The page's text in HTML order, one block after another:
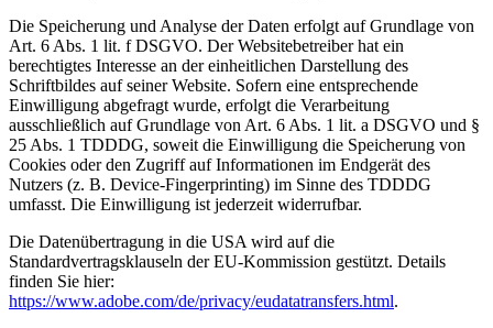
Die Speicherung und Analyse der Daten erfolgt auf Grundlage von
Art. 6 Abs. 1 lit. f DSGVO. Der Websitebetreiber hat ein
berechtigtes Interesse an der einheitlichen Darstellung des
Schriftbildes auf seiner Website. Sofern eine entsprechende
Einwilligung abgefragt wurde, erfolgt die Verarbeitung
ausschließlich auf Grundlage von Art. 6 Abs. 1 lit. a DSGVO und §
25 Abs. 1 TDDDG, soweit die Einwilligung die Speicherung von
Cookies oder den Zugriff auf Informationen im Endgerät des
Nutzers (z. B. Device-Fingerprinting) im Sinne des TDDDG
umfasst. Die Einwilligung ist jederzeit widerrufbar.
Die Datenübertragung in die USA wird auf die
Standardvertragsklauseln der EU-Kommission gestützt. Details
finden Sie hier:
https://www.adobe.com/de/privacy/eudatatransfers.html.